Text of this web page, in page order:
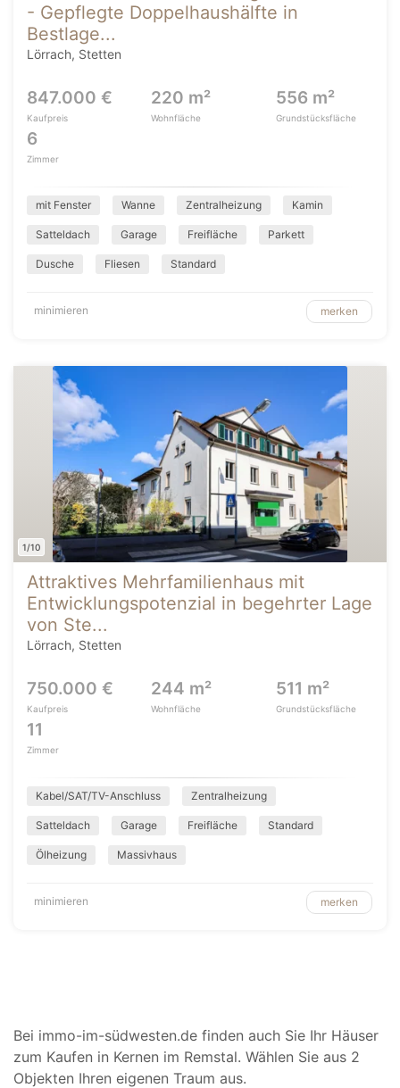
- Gepflegte Doppelhaushälfte in
Bestlage...
Lörrach, Stetten
847.000 €
Kaufpreis
220 m²
Wohnfläche
556 m²
Grundstücksfläche
6
Zimmer
mit Fenster Wanne Zentralheizung Kamin
Satteldach Garage Freifläche Parkett
Dusche Fliesen Standard
minimieren merken
1/10
Attraktives Mehrfamilienhaus mit
Entwicklungspotenzial in begehrter Lage
von Ste...
Lörrach, Stetten
750.000 €
Kaufpreis
244 m²
Wohnfläche
511 m²
Grundstücksfläche
11
Zimmer
Kabel/SAT/TV-Anschluss Zentralheizung
Satteldach Garage Freifläche Standard
Ölheizung Massivhaus
minimieren merken
Bei immo-im-südwesten.de finden auch Sie Ihr Häuser
zum Kaufen in Kernen im Remstal. Wählen Sie aus 2
Objekten Ihren eigenen Traum aus.